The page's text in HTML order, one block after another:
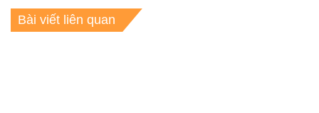
Bài viết liên quan